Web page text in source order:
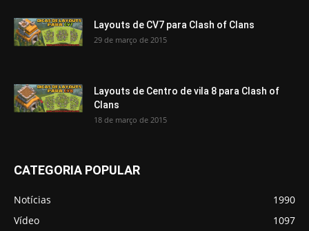
Layouts de CV7 para Clash of Clans
29 de março de 2015
Layouts de Centro de vila 8 para Clash of
Clans
18 de março de 2015
CATEGORIA POPULAR
Notícias
1990
Vídeo
1097